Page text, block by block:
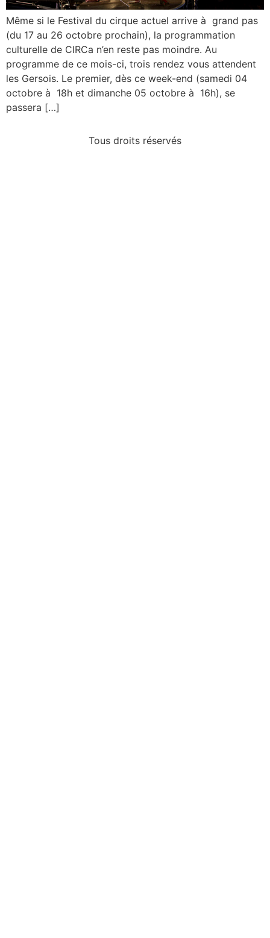
Même si le Festival du cirque actuel arrive à grand pas
(du 17 au 26 octobre prochain), la programmation
culturelle de CIRCa n’en reste pas moindre. Au
programme de ce mois-ci, trois rendez vous attendent
les Gersois. Le premier, dès ce week-end (samedi 04
octobre à 18h et dimanche 05 octobre à 16h), se
passera […]
Tous droits réservés